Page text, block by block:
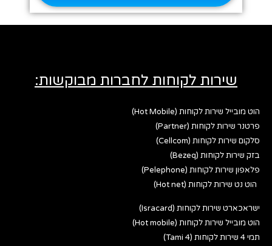
שירות לקוחות לחברות מבוקשות:
הוט מובייל שירות לקוחות (Hot Mobile)
פרטנר שירות לקוחות (Partner)
סלקום שירות לקוחות (Cellcom)
בזק שירות לקוחות (Bezeq)
פלאפון שירות לקוחות (Pelephone)
הוט נט שירות לקוחות (Hot net)
ישראכארט שירות לקוחות (Isracard)
הוט מובייל שירות לקוחות (Hot mobile)
תמי 4 שירות לקוחות (Tami 4)